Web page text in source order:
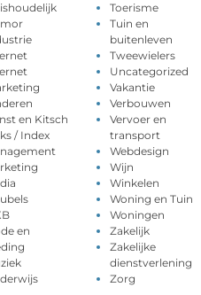
en Kitsch
/ Index
en
Toerisme
Tuin en
buitenleven
Tweewielers
Uncategorized
Vakantie
Verbouwen
Vervoer en
transport
Webdesign
Wijn
Winkelen
Woning en Tuin
Woningen
Zakelijk
Zakelijke
dienstverlening
Zorg